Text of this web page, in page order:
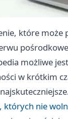
które może
możliwe
w krótkim
których nie